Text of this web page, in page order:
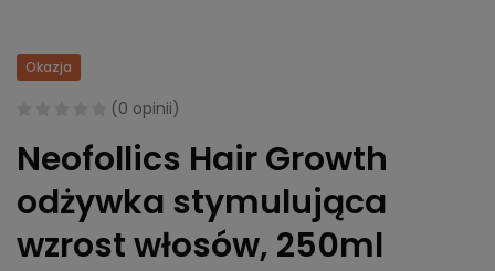
Okazja
(0 opinii)
Neofollics Hair Growth
odżywka stymulująca
wzrost włosów, 250ml